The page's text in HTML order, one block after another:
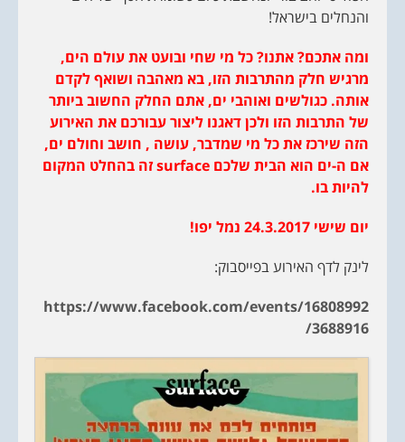
והנחלים בישראל!
ומה אתכם? אתנו? כל מי שחי ובועט את עולם הים,
מרגיש חלק מהתרבות הזו, בא מאהבה ושואף לקדם
אותה. כגולשים ואוהבי ים, אתם החלק החשוב ביותר
של התרבות הזו ולכן דאגנו ליצור עבורכם את האירוע
הזה שירכז את כל מי שמדבר, עושה , חושב וחולם ים,
אם ה-ים הוא הבית שלכם surfaceזה בהחלט המקום
להיות בו.
יום שישי 24.3.2017 נמל יפו!
לינק לדף האירוע בפייסבוק:
https://www.facebook.com/events/16808992
3688916
/